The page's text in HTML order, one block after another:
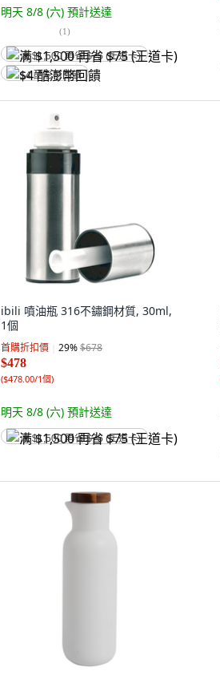
明天 8/8 (六) 預計送達
(1)
满 $1,500 再省 $75 (王道卡)
$4 酷澎幣回饋
ibili 噴油瓶 316不鏽鋼材質, 30ml,
1個
首購折扣價 29%$678
$478
($478.00/1個)
明天 8/8 (六) 預計送達
满 $1,500 再省 $75 (王道卡)